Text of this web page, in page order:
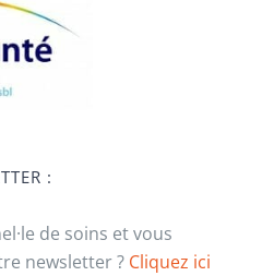
:
de soins et vous
newsletter ? Cliquez ici